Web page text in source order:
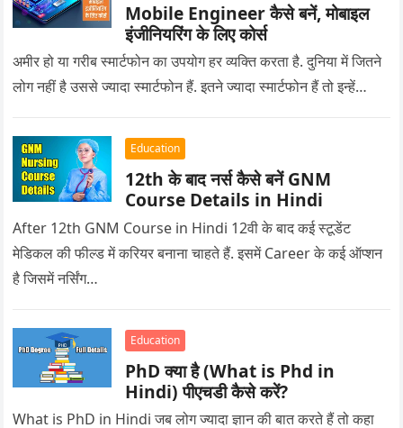
Mobile Engineer कैसे बनें, मोबाइल
इंजीनियरिंग के लिए कोर्स
अमीर हो या गरीब स्मार्टफोन का उपयोग हर व्यक्ति करता है. दुनिया में जितने
लोग नहीं है उससे ज्यादा स्मार्टफोन हैं. इतने ज्यादा स्मार्टफोन हैं तो इन्हें…
Education
12th के बाद नर्स कैसे बनें GNM
Course Details in Hindi
After 12th GNM Course in Hindi 12वी के बाद कई स्टूडेंट
मेडिकल की फील्ड में करियर बनाना चाहते हैं. इसमें Career के कई ऑप्शन
है जिसमें नर्सिंग…
Education
PhD क्या है (What is Phd in
Hindi) पीएचडी कैसे करें?
What is PhD in Hindi जब लोग ज्यादा ज्ञान की बात करते हैं तो कहा